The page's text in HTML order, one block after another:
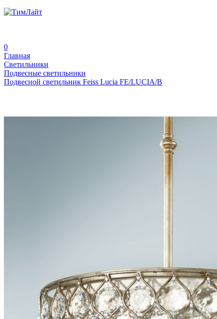
0
Главная
Светильники
Подвесные светильники
Подвесной светильник Feiss Lucia FE/LUCIA/B